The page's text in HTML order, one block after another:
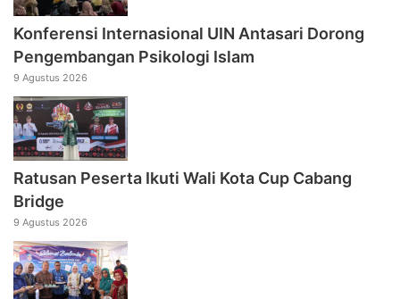
Konferensi Internasional UIN Antasari Dorong
Pengembangan Psikologi Islam
9 Agustus 2026
Ratusan Peserta Ikuti Wali Kota Cup Cabang
Bridge
9 Agustus 2026